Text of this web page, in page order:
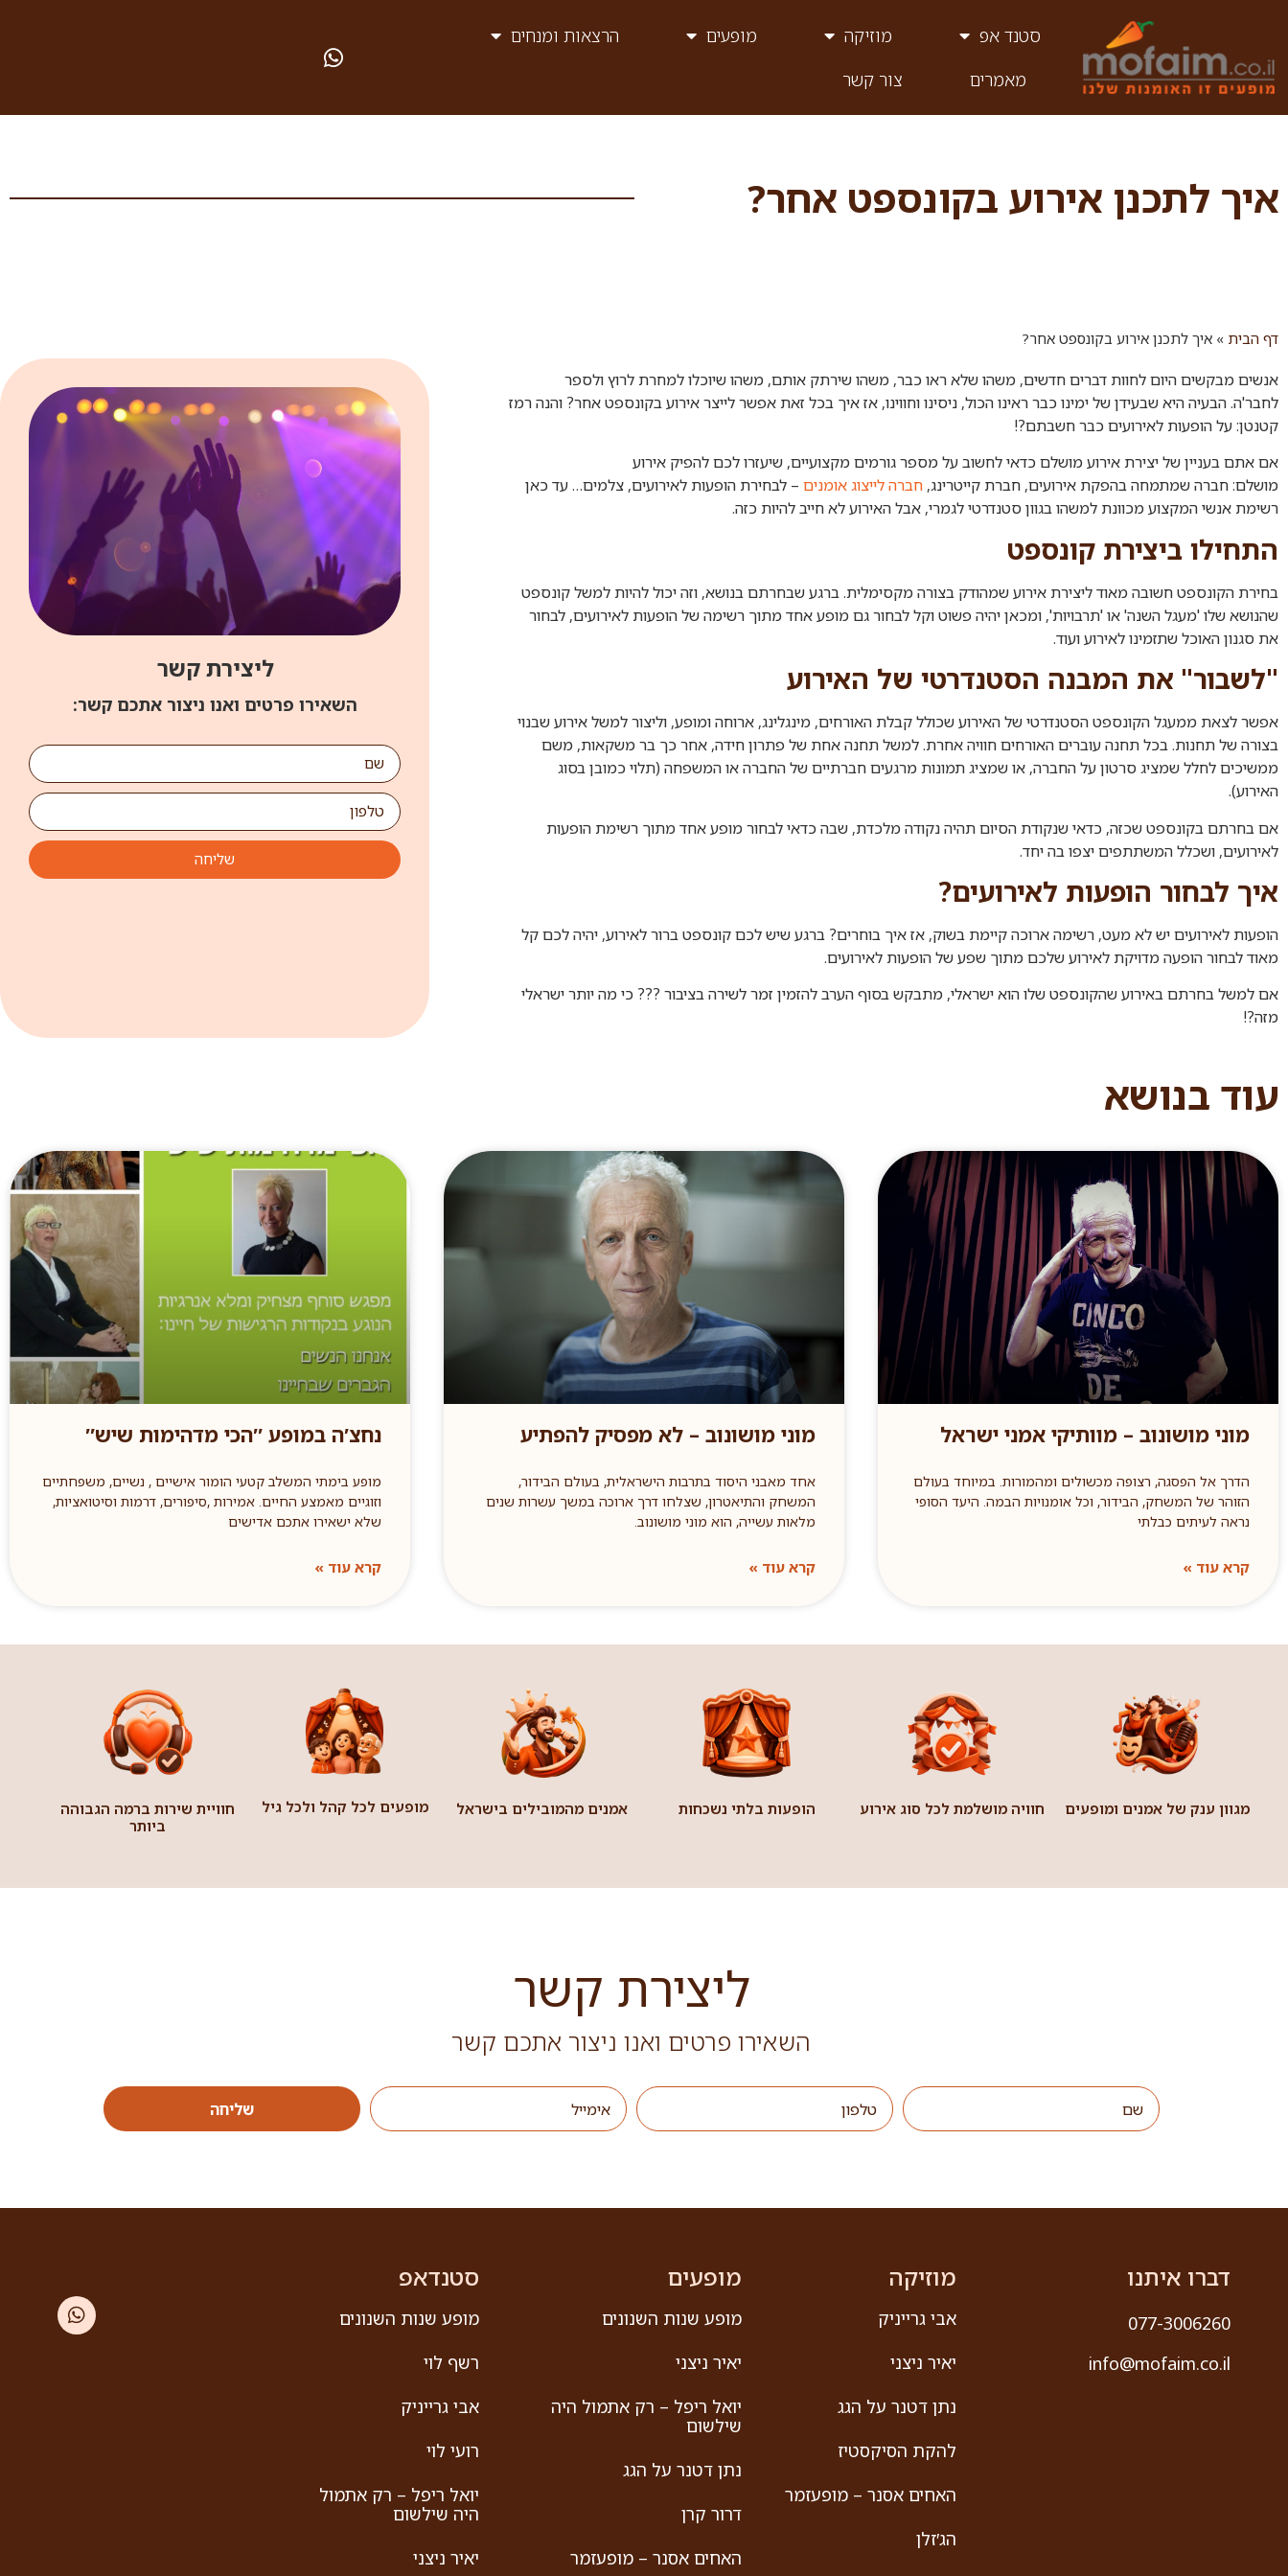
סטנד אפ מוזיקה מופעים
הרצאות ומנחים
מאמרים
צור קשר
איך לתכנן אירוע בקונספט אחר?
דף הבית » איך לתכנן אירוע בקונספט אחר?
אנשים מבקשים היום לחוות דברים חדשים, משהו שלא ראו כבר, משהו שירתק אותם, משהו שיוכלו למחרת לרוץ ולספר
לחבר'ה. הבעיה היא שבעידן של ימינו כבר ראינו הכול, ניסינו וחווינו, אז איך בכל זאת אפשר לייצר אירוע בקונספט אחר? והנה רמז
קטנטן: על הופעות לאירועים כבר חשבתם?!
אם אתם בעניין של יצירת אירוע מושלם כדאי לחשוב על מספר גורמים מקצועיים, שיעזרו לכם להפיק אירוע
מושלם: חברה שמתמחה בהפקת אירועים, חברת קייטרינג, חברה לייצוג אומנים – לבחירת הופעות לאירועים, צלמים… עד כאן
רשימת אנשי המקצוע מכוונת למשהו בגוון סטנדרטי לגמרי, אבל האירוע לא חייב להיות כזה.
התחילו ביצירת קונספט
בחירת הקונספט חשובה מאוד ליצירת אירוע שמהודק בצורה מקסימלית. ברגע שבחרתם בנושא, וזה יכול להיות למשל קונספט
שהנושא שלו 'מעגל השנה' או 'תרבויות', ומכאן יהיה פשוט וקל לבחור גם מופע אחד מתוך רשימה של הופעות לאירועים, לבחור
את סגנון האוכל שתזמינו לאירוע ועוד.
"לשבור" את המבנה הסטנדרטי של האירוע
אפשר לצאת ממעגל הקונספט הסטנדרטי של האירוע שכולל קבלת האורחים, מינגלינג, ארוחה ומופע, וליצור למשל אירוע שבנוי
בצורה של תחנות. בכל תחנה עוברים האורחים חוויה אחרת. למשל תחנה אחת של פתרון חידה, אחר כך בר משקאות, משם
ממשיכים לחלל שמציג סרטון על החברה, או שמציג תמונות מרגעים חברתיים של החברה או המשפחה (תלוי כמובן בסוג
האירוע).
אם בחרתם בקונספט שכזה, כדאי שנקודת הסיום תהיה נקודה מלכדת, שבה כדאי לבחור מופע אחד מתוך רשימת הופעות
לאירועים, ושכלל המשתתפים יצפו בה יחד.
איך לבחור הופעות לאירועים?
הופעות לאירועים יש לא מעט, רשימה ארוכה קיימת בשוק, אז איך בוחרים? ברגע שיש לכם קונספט ברור לאירוע, יהיה לכם קל
מאוד לבחור הופעה מדויקת לאירוע שלכם מתוך שפע של הופעות לאירועים.
אם למשל בחרתם באירוע שהקונספט שלו הוא ישראלי, מתבקש בסוף הערב להזמין זמר לשירה בציבור ??? כי מה יותר ישראלי
מזה?!
ליצירת קשר
השאירו פרטים ואנו ניצור אתכם קשר:
שליחה
עוד בנושא
מוני מושונוב – מוותיקי אמני ישראל
הדרך אל הפסגה, רצופה מכשולים ומהמורות. במיוחד בעולם
הזוהר של המשחק, הבידור, וכל אומנויות הבמה. היעד הסופי
נראה לעיתים כבלתי
קרא עוד »
מוני מושונוב – לא מפסיק להפתיע
אחד מאבני היסוד בתרבות הישראלית, בעולם הבידור,
המשחק והתיאטרון, שצלחו דרך ארוכה במשך עשרות שנים
מלאות עשייה, הוא מוני מושונוב.
קרא עוד »
נחצ′ה במופע ″הכי מדהימות שיש″
מופע בימתי המשלב קטעי הומור אישיים , נשיים, משפחתיים
וזוגיים מאמצע החיים. אמירות ,סיפורים, דרמות וסיטואציות,
שלא ישאירו אתכם אדישים
קרא עוד »
מגוון ענק של אמנים ומופעים חוויה מושלמת לכל סוג אירוע הופעות בלתי נשכחות אמנים מהמובילים בישראל מופעים לכל קהל ולכל גיל
חוויית שירות ברמה הגבוהה
ביותר
ליצירת קשר
השאירו פרטים ואנו ניצור אתכם קשר
שליחה
דברו איתנו
077-3006260
info@mofaim.co.il
מוזיקה
אבי גרייניק
יאיר ניצני
נתן דטנר על הגג
להקת הסיקסטיז
האחים אסנר – מופעזמר
הג′זלן
מופעים
מופע שנות השנונים
יאיר ניצני
יואל ריפל – רק אתמול היה
שילשום
נתן דטנר על הגג
דרור קרן
האחים אסנר – מופעזמר
סטנדאפ
מופע שנות השנונים
רשף לוי
אבי גרייניק
רועי לוי
יואל ריפל – רק אתמול
היה שילשום
יאיר ניצני